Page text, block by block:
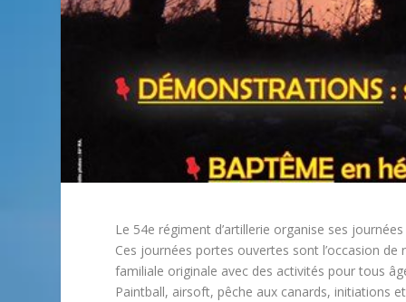
Le 54e régiment d’artillerie organise ses
Ces journées portes ouvertes sont l’occasion
familiale originale avec des activités pour tous
Paintball, airsoft, pêche aux canards, initiations